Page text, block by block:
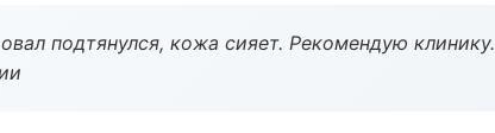
подтянулся, кожа сияет. Рекомендую клинику.